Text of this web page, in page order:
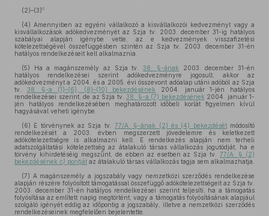
(2)–(3)6
(4) Amennyiben az egyéni vállalkozó a kisvállalkozói kedvezményt vagy a
kisvállalkozások adókedvezményét az Szja tv. 2003. december 31-ig hatályos
szabályai alapján igénybe vette, az e kedvezmények visszafizetési
kötelezettségével összefüggésben szintén az Szja tv. 2003. december 31-én
hatályos rendelkezéseit kell alkalmaznia.
(5) Ha a magánszemély az Szja tv.38. §-ának 2003. december 31-én
hatályos rendelkezései szerint adókedvezményre jogosult, akkor az
adókedvezményt a 2004. és a 2005. évi összevont adóalap utáni adóból az Szja
tv. 38. §-a (1)–(6), (8)–(10) bekezdésének
2004. január 1-jén hatályos
rendelkezései szerint, de az Szja tv. 38. §-a (7) bekezdésének 2004. január 1-
jén hatályos rendelkezésében meghatározott időbeli korlát figyelmen kívül
hagyásával veheti igénybe.
(6) E törvénynek az Szja tv. 77/A. §-ának (2) és (4) bekezdésétmódosító
rendelkezését a 2003. évben megszerzett jövedelemre és keletkezett
adókötelezettségre is alkalmazni kell. E rendelkezés alapján nem terheli
adatszolgáltatási kötelezettség az átalakuló társas vállalkozás jogutódját, ha e
törvény kihirdetéséig megszűnt, de ebben az esetben az Szja tv.77/A. § (2)
bekezdésének c) pontját az átalakuló társas vállalkozás tagja sem alkalmazhatja.
(7) A magánszemély a jogszabály vagy nemzetközi szerződés rendelkezése
alapján részére folyósított támogatással összefüggő adókötelezettségeit az Szja tv.
2003. december 31-én hatályos rendelkezései szerint teljesíti, ha a támogatás
folyósítása az említett napig megtörtént, vagy a támogatás folyósításának alapjául
szolgáló igényét eddig az időpontig a jogszabály, illetve a nemzetközi szerződés
rendelkezéseinek megfelelően bejelentette.